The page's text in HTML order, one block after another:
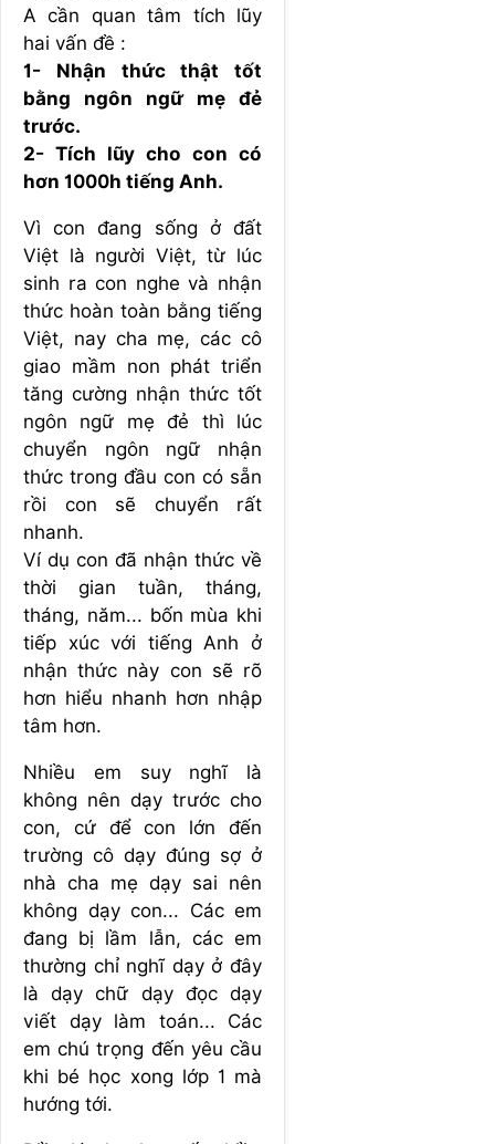
A cần quan tâm tích lũy
hai vấn đề :
1- Nhận thức thật tốt
bằng ngôn ngữ mẹ đẻ
trước.
2- Tích lũy cho con có
hơn 1000h tiếng Anh.
Vì con đang sống ở đất
Việt là người Việt, từ lúc
sinh ra con nghe và nhận
thức hoàn toàn bằng tiếng
Việt, nay cha mẹ, các cô
giao mầm non phát triển
tăng cường nhận thức tốt
ngôn ngữ mẹ đẻ thì lúc
chuyển ngôn ngữ nhận
thức trong đầu con có sẵn
rồi con sẽ chuyển rất
nhanh.
Ví dụ con đã nhận thức về
thời gian tuần, tháng,
tháng, năm... bốn mùa khi
tiếp xúc với tiếng Anh ở
nhận thức này con sẽ rõ
hơn hiểu nhanh hơn nhập
tâm hơn.
Nhiều em suy nghĩ là
không nên dạy trước cho
con, cứ để con lớn đến
trường cô dạy đúng sợ ở
nhà cha mẹ dạy sai nên
không dạy con... Các em
đang bị lầm lẫn, các em
thường chỉ nghĩ dạy ở đây
là dạy chữ dạy đọc dạy
viết dạy làm toán... Các
em chú trọng đến yêu cầu
khi bé học xong lớp 1 mà
hướng tới.